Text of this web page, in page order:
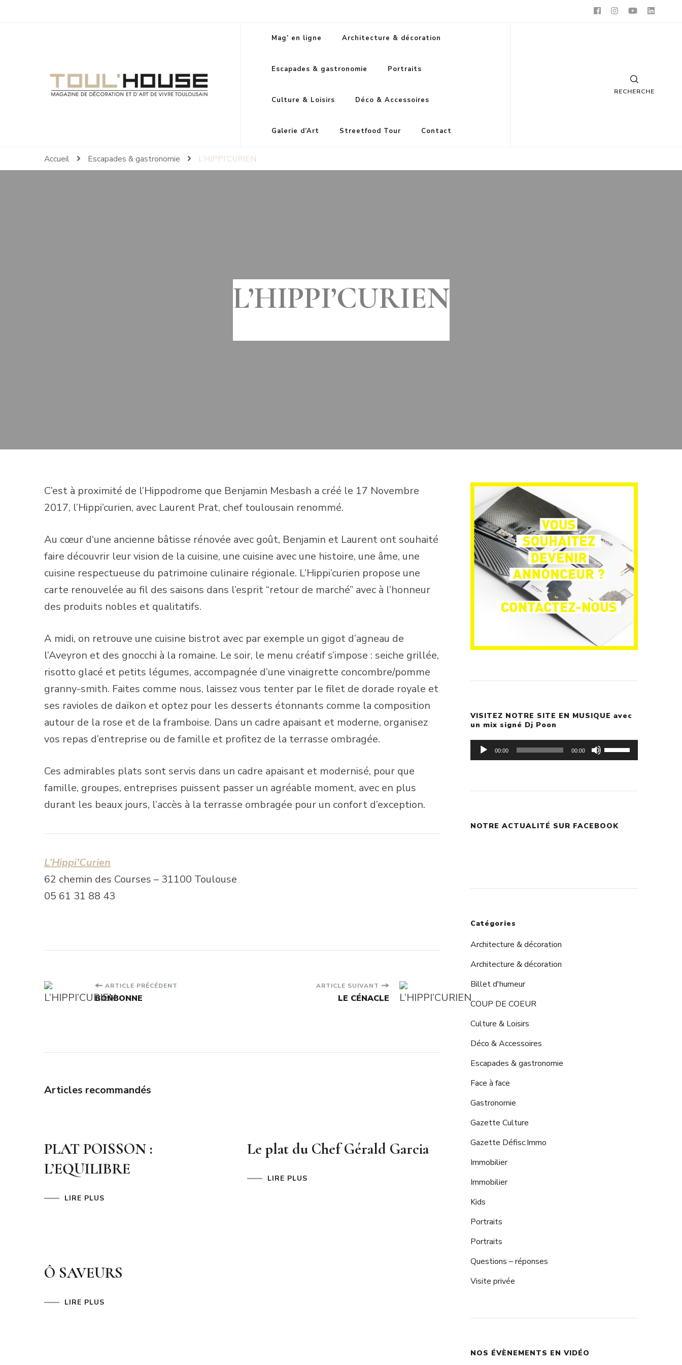
Toul'House
Magazine de Décoration et d'Art de Vivre.
Mag’ en ligne Architecture & décoration
Escapades & gastronomie Portraits
Culture & Loisirs Déco & Accessoires
Galerie d’Art Streetfood Tour Contact
RECHERCHE
Accueil Escapades & gastronomie L’HIPPI’CURIEN
L’HIPPI’CURIEN
C’est à proximité de l’Hippodrome que Benjamin Mesbash a créé le 17 Novembre
2017, l’Hippi’curien, avec Laurent Prat, chef toulousain renommé.
Au cœur d‘une ancienne bâtisse rénovée avec goût, Benjamin et Laurent ont souhaité
faire découvrir leur vision de la cuisine, une cuisine avec une histoire, une âme, une
cuisine respectueuse du patrimoine culinaire régionale. L’Hippi’curien propose une
carte renouvelée au fil des saisons dans l’esprit “retour de marché” avec à l’honneur
des produits nobles et qualitatifs.
A midi, on retrouve une cuisine bistrot avec par exemple un gigot d’agneau de
l’Aveyron et des gnocchi à la romaine. Le soir, le menu créatif s’impose : seiche grillée,
risotto glacé et petits légumes, accompagnée d’une vinaigrette concombre/pomme
granny-smith. Faites comme nous, laissez vous tenter par le filet de dorade royale et
ses ravioles de daïkon et optez pour les desserts étonnants comme la composition
autour de la rose et de la framboise. Dans un cadre apaisant et moderne, organisez
vos repas d’entreprise ou de famille et profitez de la terrasse ombragée.
Ces admirables plats sont servis dans un cadre apaisant et modernisé, pour que
famille, groupes, entreprises puissent passer un agréable moment, avec en plus
durant les beaux jours, l’accès à la terrasse ombragée pour un confort d’exception.
L’Hippi’Curien
62 chemin des Courses – 31100 Toulouse
05 61 31 88 43
Navigation
ARTICLE PRÉCÉDENT
BONBONNE
ARTICLE SUIVANT
LE CÉNACLE
Articles recommandés
PLAT POISSON :
L’EQUILIBRE
LIRE PLUS
Le plat du Chef Gérald Garcia
LIRE PLUS
Ô SAVEURS
LIRE PLUS
VISITEZ NOTRE SITE EN MUSIQUE avec
un mix signé Dj Poon
Lecteur
audio
00:00 00:00
Utilisez
augmenter
NOTRE ACTUALITÉ SUR FACEBOOK
Catégories
Architecture & décoration
Architecture & décoration
Billet d'humeur
COUP DE COEUR
Culture & Loisirs
Déco & Accessoires
Escapades & gastronomie
Face à face
Gastronomie
Gazette Culture
Gazette Défisc.Immo
Immobilier
Immobilier
Kids
Portraits
Portraits
Questions – réponses
Visite privée
NOS ÉVÈNEMENTS EN VIDÉO